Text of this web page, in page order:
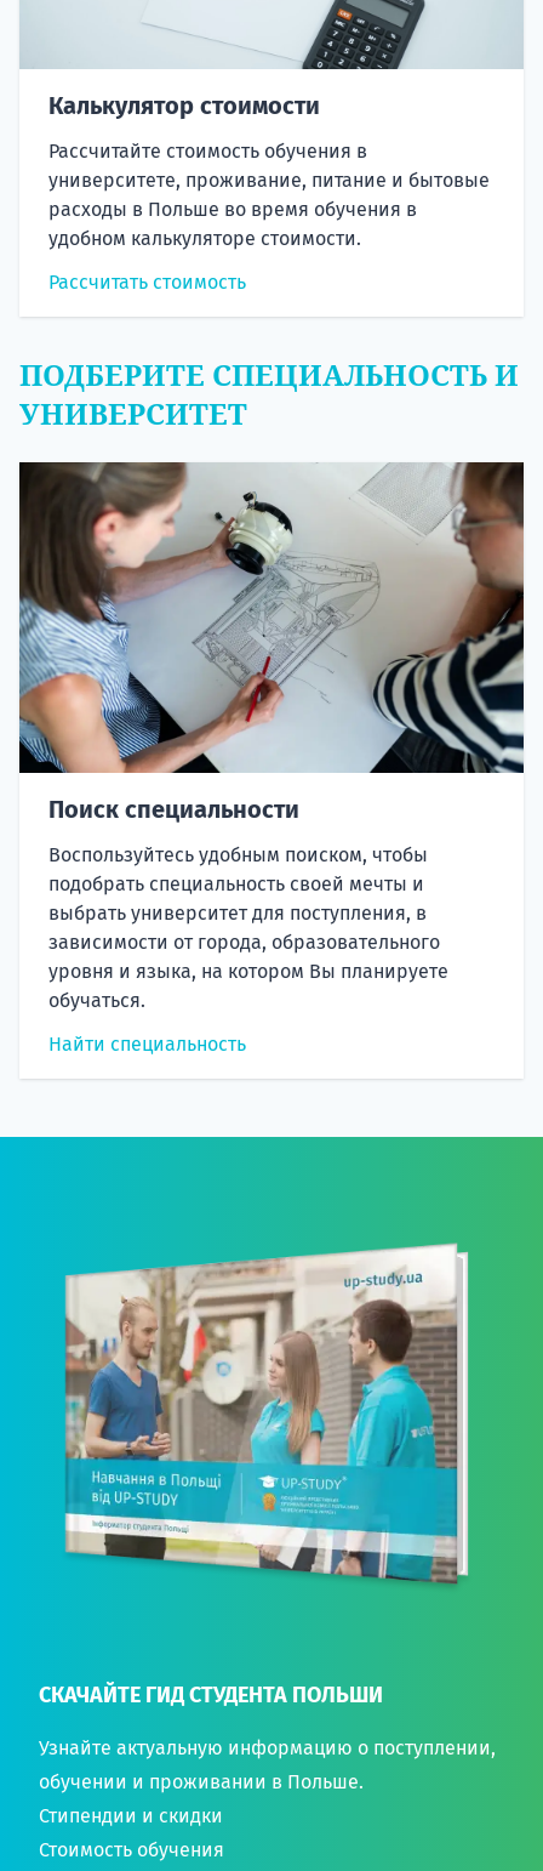
Калькулятор стоимости
Рассчитайте стоимость обучения в
университете, проживание, питание и бытовые
расходы в Польше во время обучения в
удобном калькуляторе стоимости.
Рассчитать стоимость
ПОДБЕРИТЕ СПЕЦИАЛЬНОСТЬ И
УНИВЕРСИТЕТ
Поиск специальности
Воспользуйтесь удобным поиском, чтобы
подобрать специальность своей мечты и
выбрать университет для поступления, в
зависимости от города, образовательного
уровня и языка, на котором Вы планируете
обучаться.
Найти специальность
СКАЧАЙТЕ ГИД СТУДЕНТА ПОЛЬШИ
Узнайте актуальную информацию о поступлении,
обучении и проживании в Польше.
Стипендии и скидки
Стоимость обучения